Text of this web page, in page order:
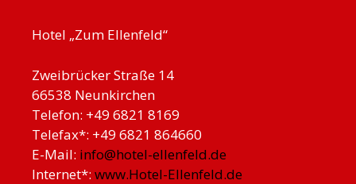
Hotel „Zum Ellenfeld“
Zweibrücker Straße 14
66538 Neunkirchen
Telefon: +49 6821 8169
Telefax*: +49 6821 864660
E-Mail: info@hotel-ellenfeld.de
Internet*: www.Hotel-Ellenfeld.de